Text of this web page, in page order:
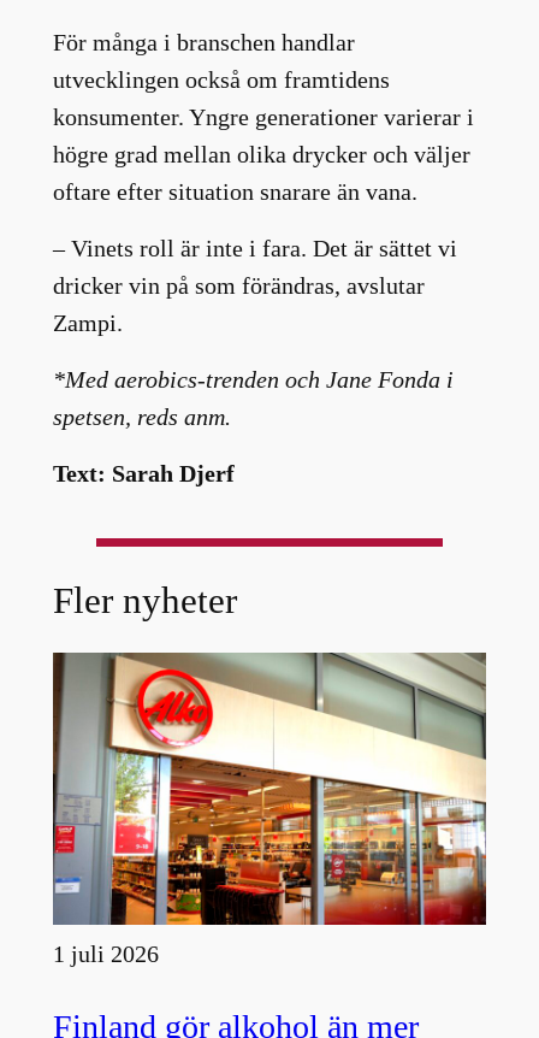
För många i branschen handlar
utvecklingen också om framtidens
konsumenter. Yngre generationer varierar i
högre grad mellan olika drycker och väljer
oftare efter situation snarare än vana.
– Vinets roll är inte i fara. Det är sättet vi
dricker vin på som förändras, avslutar
Zampi.
*Med aerobics-trenden och Jane Fonda i
spetsen, reds anm.
Text: Sarah Djerf
Fler nyheter
1 juli 2026
Finland gör alkohol än mer